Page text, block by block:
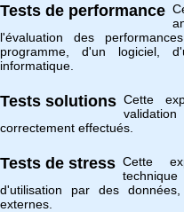
Tests de performance
l'évaluation des
programme, d'un logiciel,
informatique.
Tests solutions Cette
correctement effectués.
Tests de stress Cette
d'utilisation par des
externes.